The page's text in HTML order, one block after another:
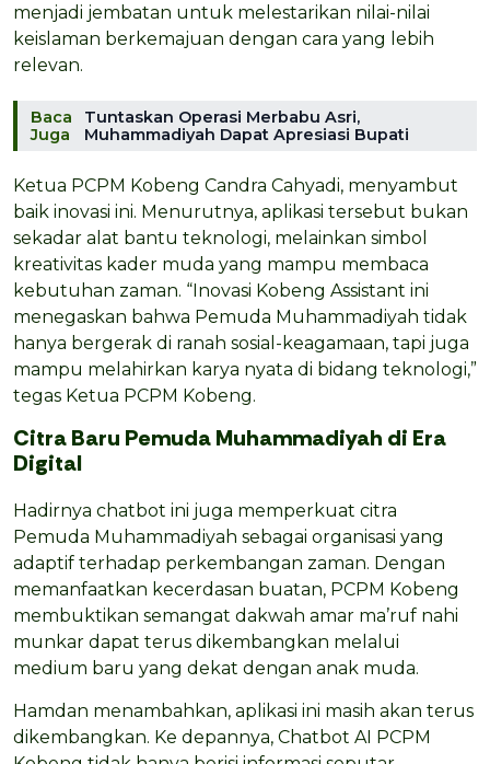
menjadi jembatan untuk melestarikan nilai-nilai
keislaman berkemajuan dengan cara yang lebih
relevan.
Baca
Juga
Tuntaskan Operasi Merbabu Asri,
Muhammadiyah Dapat Apresiasi Bupati
Ketua PCPM Kobeng Candra Cahyadi, menyambut
baik inovasi ini. Menurutnya, aplikasi tersebut bukan
sekadar alat bantu teknologi, melainkan simbol
kreativitas kader muda yang mampu membaca
kebutuhan zaman. “Inovasi Kobeng Assistant ini
menegaskan bahwa Pemuda Muhammadiyah tidak
hanya bergerak di ranah sosial-keagamaan, tapi juga
mampu melahirkan karya nyata di bidang teknologi,”
tegas Ketua PCPM Kobeng.
Citra Baru Pemuda Muhammadiyah di Era
Digital
Hadirnya chatbot ini juga memperkuat citra
Pemuda Muhammadiyah sebagai organisasi yang
adaptif terhadap perkembangan zaman. Dengan
memanfaatkan kecerdasan buatan, PCPM Kobeng
membuktikan semangat dakwah amar ma’ruf nahi
munkar dapat terus dikembangkan melalui
medium baru yang dekat dengan anak muda.
Hamdan menambahkan, aplikasi ini masih akan terus
dikembangkan. Ke depannya, Chatbot AI PCPM